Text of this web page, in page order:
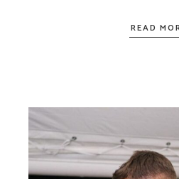
READ